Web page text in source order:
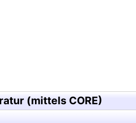
(mittels CORE)